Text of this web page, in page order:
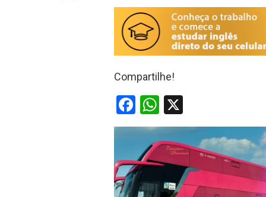
Compartilhe!
F
a
ce
b
o
W
h
at
s
A